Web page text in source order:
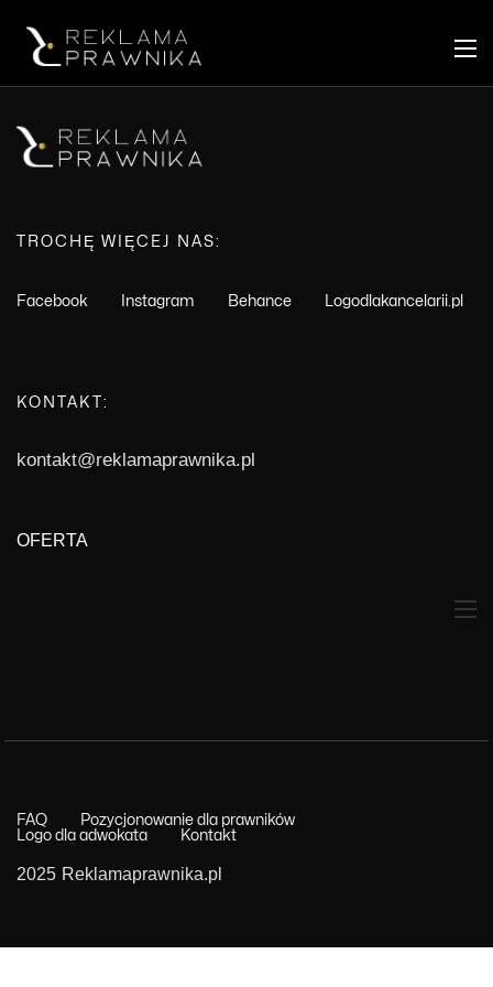
TROCHĘ WIĘCEJ NAS:
Facebook Instagram Behance Logodlakancelarii.pl
KONTAKT:
kontakt@reklamaprawnika.pl
OFERTA
FAQ
Pozycjonowanie dla prawników
Logo dla adwokata
Kontakt
2025 Reklamaprawnika.pl